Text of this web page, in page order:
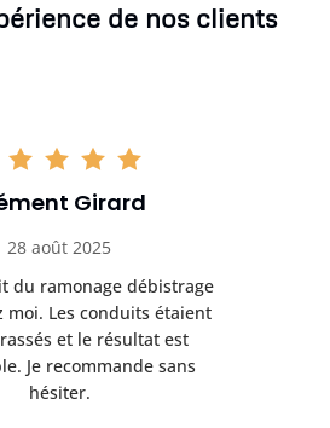
de nos clients
Girard
28 août 2025
du ramonage débistrage
moi. Les conduits étaient
et le résultat est
Je recommande sans
hésiter.